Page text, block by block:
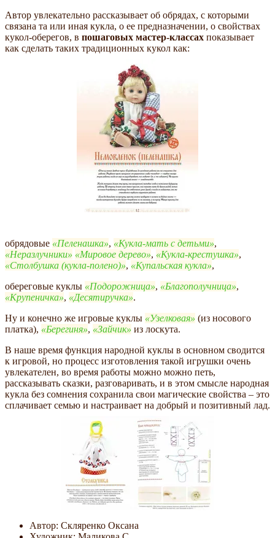
Автор увлекательно рассказывает об обрядах, с которыми
связана та или иная кукла, о ее предназначении, о свойствах
кукол-оберегов, в пошаговых мастер-классах показывает
как сделать таких традиционных кукол как:
обрядовые Пеленашка , Кукла-мать с детьми ,
Неразлучники
Мировое дерево , Кукла-крестушка ,
Столбушка (кукла-полено) , Купальская кукла ,
обереговые куклы
Подорожница , Благополучница ,
Крупеничка , Десятиручка .
Ну и конечно же игровые куклы
Узелковая
(из носового
платка),
Берегиня , Зайчик
из лоскута.
В наше время функция народной куклы в основном сводится
к игровой, но процесс изготовления такой игрушки очень
увлекателен, во время работы можно можно петь,
рассказывать сказки, разговаривать, и в этом смысле народная
кукла без сомнения сохранила свои магические свойства – это
сплачивает семью и настраивает на добрый и позитивный лад.
Автор: Скляренко Оксана